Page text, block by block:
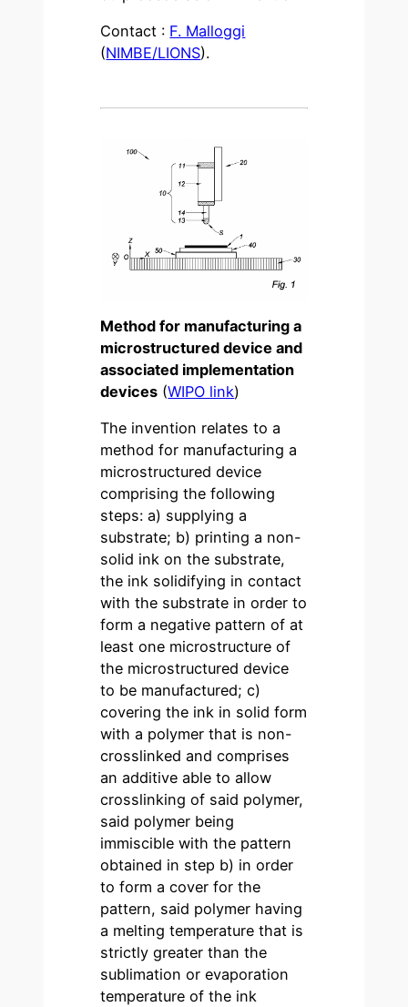
Contact : F. Malloggi
(NIMBE/LIONS).
Method for manufacturing a
microstructured device and
associated implementation
devices (WIPO link)
The invention relates to a
method for manufacturing a
microstructured device
comprising the following
steps: a) supplying a
substrate; b) printing a non-
solid ink on the substrate,
the ink solidifying in contact
with the substrate in order to
form a negative pattern of at
least one microstructure of
the microstructured device
to be manufactured; c)
covering the ink in solid form
with a polymer that is non-
crosslinked and comprises
an additive able to allow
crosslinking of said polymer,
said polymer being
immiscible with the pattern
obtained in step b) in order
to form a cover for the
pattern, said polymer having
a melting temperature that is
strictly greater than the
sublimation or evaporation
temperature of the ink